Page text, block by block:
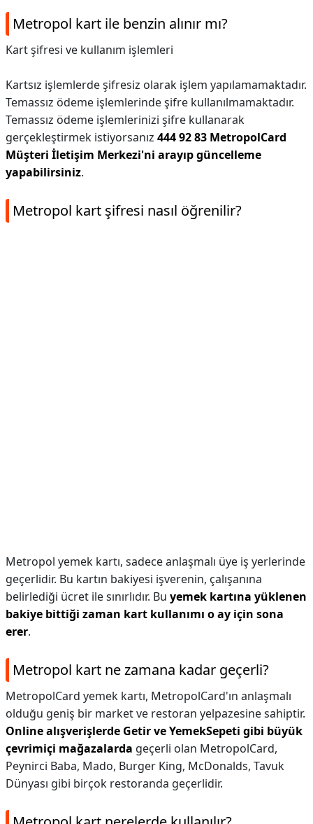
Metropol kart ile benzin alınır mı?
Kart şifresi ve kullanım işlemleri
Kartsız işlemlerde şifresiz olarak işlem yapılamamaktadır.
Temassız ödeme işlemlerinde şifre kullanılmamaktadır.
Temassız ödeme işlemlerinizi şifre kullanarak
gerçekleştirmek istiyorsanız 444 92 83 MetropolCard
Müşteri İletişim Merkezi'ni arayıp güncelleme
yapabilirsiniz.
Metropol kart şifresi nasıl öğrenilir?
Metropol yemek kartı, sadece anlaşmalı üye iş yerlerinde
geçerlidir. Bu kartın bakiyesi işverenin, çalışanına
belirlediği ücret ile sınırlıdır. Bu yemek kartına yüklenen
bakiye bittiği zaman kart kullanımı o ay için sona
erer.
Metropol kart ne zamana kadar geçerli?
MetropolCard yemek kartı, MetropolCard'ın anlaşmalı
olduğu geniş bir market ve restoran yelpazesine sahiptir.
Online alışverişlerde Getir ve YemekSepeti gibi büyük
çevrimiçi mağazalarda geçerli olan MetropolCard,
Peynirci Baba, Mado, Burger King, McDonalds, Tavuk
Dünyası gibi birçok restoranda geçerlidir.